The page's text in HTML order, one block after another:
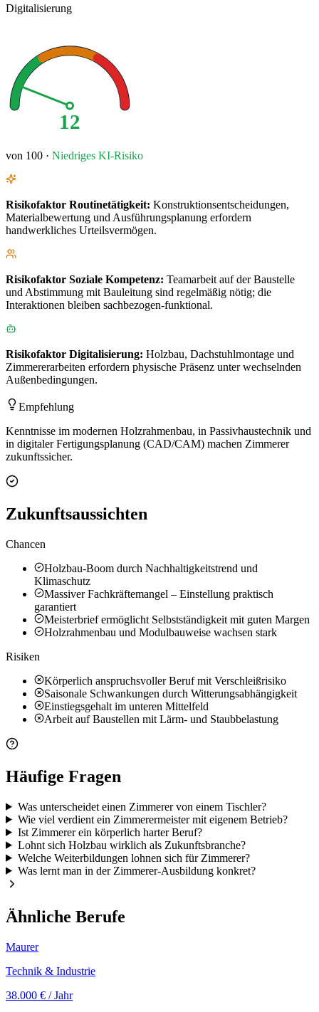
Digitalisierung
12
von 100 · Niedriges KI-Risiko
Risikofaktor Routinetätigkeit: Konstruktionsentscheidungen,
Materialbewertung und Ausführungsplanung erfordern
handwerkliches Urteilsvermögen.
Risikofaktor Soziale Kompetenz: Teamarbeit auf der Baustelle
und Abstimmung mit Bauleitung sind regelmäßig nötig; die
Interaktionen bleiben sachbezogen-funktional.
Risikofaktor Digitalisierung: Holzbau, Dachstuhlmontage und
Zimmererarbeiten erfordern physische Präsenz unter wechselnden
Außenbedingungen.
Empfehlung
Kenntnisse im modernen Holzrahmenbau, in Passivhaustechnik und
in digitaler Fertigungsplanung (CAD/CAM) machen Zimmerer
zukunftssicher.
Zukunftsaussichten
Chancen
Holzbau-Boom durch Nachhaltigkeitstrend und
Klimaschutz
Massiver Fachkräftemangel – Einstellung praktisch
garantiert
Meisterbrief ermöglicht Selbstständigkeit mit guten Margen
Holzrahmenbau und Modulbauweise wachsen stark
Risiken
Körperlich anspruchsvoller Beruf mit Verschleißrisiko
Saisonale Schwankungen durch Witterungsabhängigkeit
Einstiegsgehalt im unteren Mittelfeld
Arbeit auf Baustellen mit Lärm- und Staubbelastung
Häufige Fragen
Was unterscheidet einen Zimmerer von einem Tischler?
Wie viel verdient ein Zimmerermeister mit eigenem Betrieb?
Ist Zimmerer ein körperlich harter Beruf?
Lohnt sich Holzbau wirklich als Zukunftsbranche?
Welche Weiterbildungen lohnen sich für Zimmerer?
Was lernt man in der Zimmerer-Ausbildung konkret?
Ähnliche Berufe
Maurer
Technik & Industrie
38.000 € / Jahr